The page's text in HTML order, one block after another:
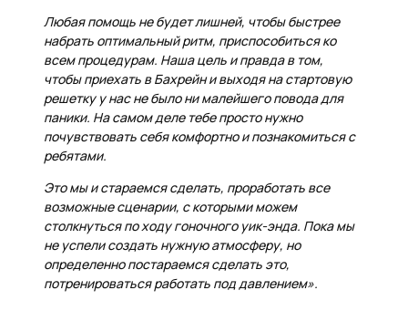
Любая помощь не будет лишней, чтобы быстрее
набрать оптимальный ритм, приспособиться ко
всем процедурам. Наша цель и правда в том,
чтобы приехать в Бахрейн и выходя на стартовую
решетку у нас не было ни малейшего повода для
паники. На самом деле тебе просто нужно
почувствовать себя комфортно и познакомиться с
ребятами.
Это мы и стараемся сделать, проработать все
возможные сценарии, с которыми можем
столкнуться по ходу гоночного уик-энда. Пока мы
не успели создать нужную атмосферу, но
определенно постараемся сделать это,
потренироваться работать под давлением».